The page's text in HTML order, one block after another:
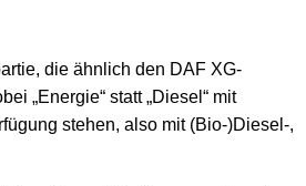
die ähnlich den DAF XG-
„Energie“ statt „Diesel“ mit
stehen, also mit (Bio-)Diesel-,